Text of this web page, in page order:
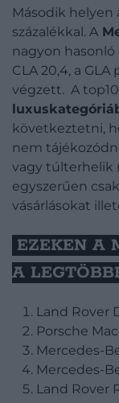
Második helyen
százalékkal. A
nagyon hasonló
CLA 20,4, a
végzett. A
következtetni,
nem
vagy túlterhelik
egyszerűen
vásárlásokat
EZEKEN A
A
Land Rover
Porsche
Mercedes-
Mercedes-
Land Rover